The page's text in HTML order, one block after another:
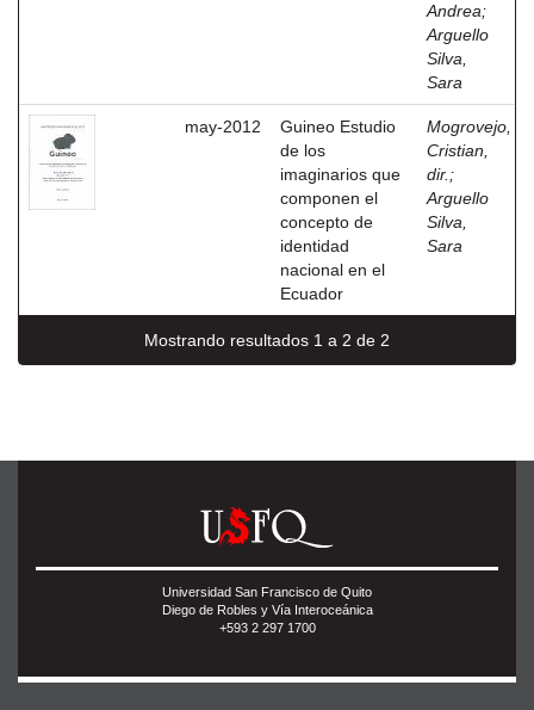
Andrea;
Arguello
Silva,
Sara
may-2012
Guineo Estudio
de los
imaginarios que
componen el
concepto de
identidad
nacional en el
Ecuador
Mogrovejo,
Cristian,
dir. ;
Arguello
Silva,
Sara
Mostrando resultados 1 a 2 de 2
Universidad San Francisco de Quito
Diego de Robles y Vía Interoceánica
+593 2 297 1700